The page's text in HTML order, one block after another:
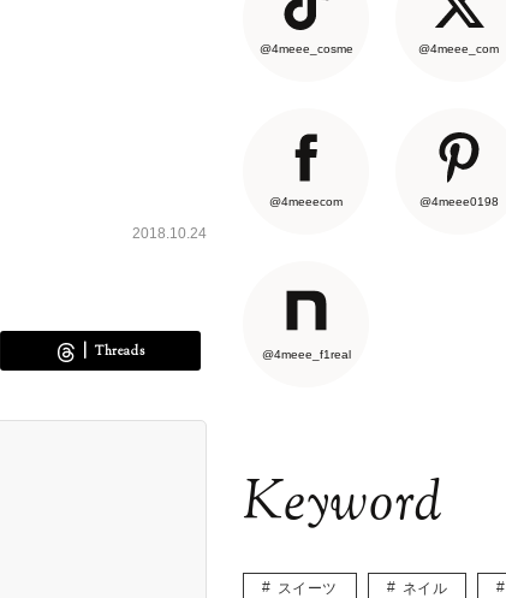
2018.10.24
Threads
@4meee_cosme @4meee_com
@4meeecom @4meee0198
@4meee_f1real
Keyword
スイーツ ネイル